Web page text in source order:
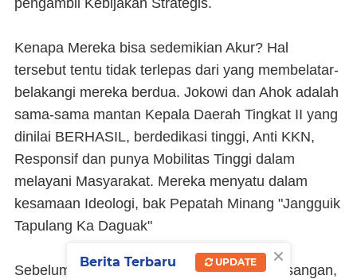
Kenapa Mereka bisa sedemikian Akur? Hal
tersebut tentu tidak terlepas dari yang membelatar-
belakangi mereka berdua. Jokowi dan Ahok adalah
sama-sama mantan Kepala Daerah Tingkat II yang
dinilai BERHASIL, berdedikasi tinggi, Anti KKN,
Responsif dan punya Mobilitas Tinggi dalam
melayani Masyarakat. Mereka menyatu dalam
kesamaan Ideologi, bak Pepatah Minang "Jangguik
Tapulang Ka Daguak"
Sebelum Mukhlis dan Genius Resmi berpasangan,
×
Berita Terbaru UPDATE